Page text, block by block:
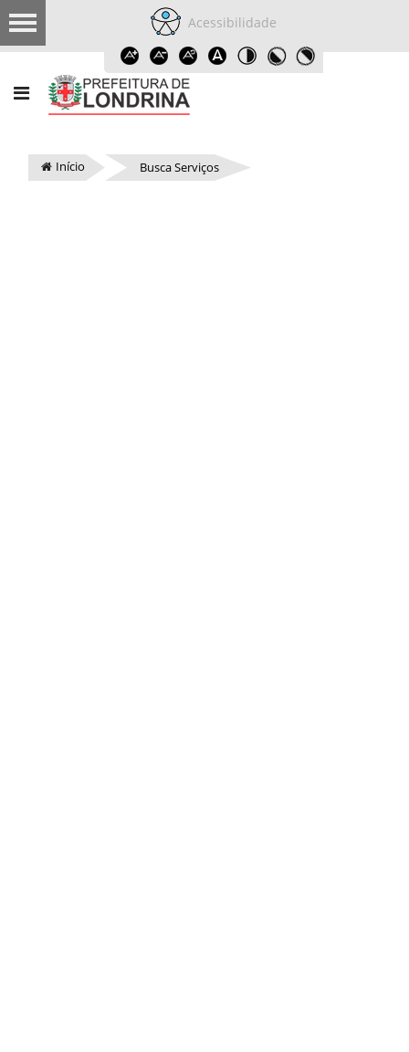
Acessibilidade
Início Busca Serviços